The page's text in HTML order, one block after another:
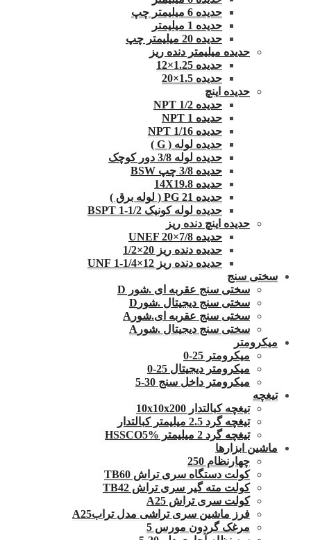
حدیده 6 میلیمتر چپ
حدیده 1 میلیمتر
حدیده 20 میلیمتر چپ
حدیده میلیمتر دنده ریز
حدیده 1.25×12
حدیده 1.5×20
حدیده اینچ
حدیده 1/2 NPT
حدیده NPT 1
حدیده 1/16 NPT
حدیده لوله ( G )
حدیده لوله 3/8 دور کوچک
حدیده 3/8 چپ BSW
حدیده 14X19.8
حدیده 21 PG ( لوله برق )
حدیده لوله کونیک 1/2-1 BSPT
حدیده اینچ دنده ریز
حدیده UNEF 20×7/8
حدیده دنده ریز 20×1/2
حدیده دنده ریز 12×1/4-1 UNF
سختی سنج
سختی سنج عقربه ای .شور D
سختی سنج دیجیتال .شورD
سختی سنج عقربه ای.شورA
سختی سنج دیجیتال .شورA
میکرومتر
میکرومتر 25-0
میکرومتر دیجیتال 25-0
میکرومتر داخل سنج 30-5
تیغچه
تیغچه کبالتدار 10x10x200
تیغچه گرد 2.5 میلیمتر کبالتدار
تیغچه گرد 2 میلیمتر HSSCO5%
ماشین ابزارها
چهارنظام 250
کولت دستگاه سری تراش TB60
کولت مته گیر سری تراش TB42
کولت سری تراش A25
فرز ماشین سری تراشی مدل ترابA25
مرغک گردون مورس 5